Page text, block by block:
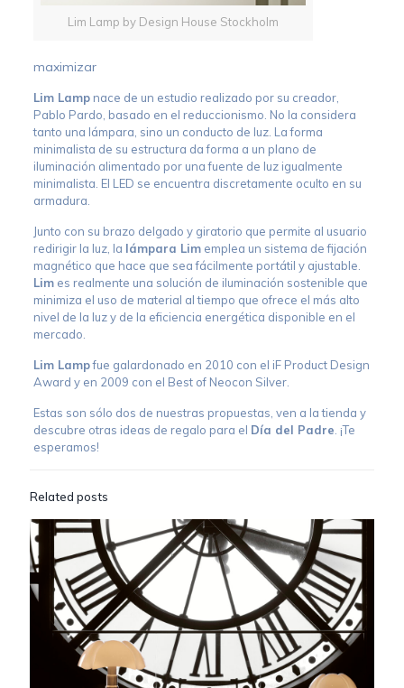
Lim Lamp by Design House Stockholm
maximizar
Lim Lampnace de un estudio realizado por su creador,
Pablo Pardo, basado en el reduccionismo. No la considera
tanto una lámpara, sino un conducto de luz. La forma
minimalista de su estructura da forma a un plano de
iluminación alimentado por una fuente de luz igualmente
minimalista. El LED se encuentra discretamente oculto en su
armadura.
Junto con su brazo delgado y giratorio que permite al usuario
redirigir la luz, la lámpara Limemplea un sistema de fijación
magnético que hace que sea fácilmente portátil y ajustable.
Limes realmente una solución de iluminación sostenible que
minimiza el uso de material al tiempo que ofrece el más alto
nivel de la luz y de la eficiencia energética disponible en el
mercado.
Lim Lampfue galardonado en 2010 con el iF Product Design
Award y en 2009 con el Best of Neocon Silver.
Estas son sólo dos de nuestras propuestas, ven a la tienda y
descubre otras ideas de regalo para el Día del Padre . ¡Te
esperamos!
Related posts